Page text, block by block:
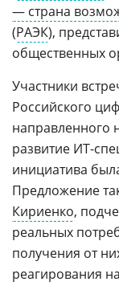
— страна
(РАЭК),
общественных
Участники
Российского
направленного
развитие ИТ-
инициатива
Предложение
Кириенко,
реальных
получения от
реагирования